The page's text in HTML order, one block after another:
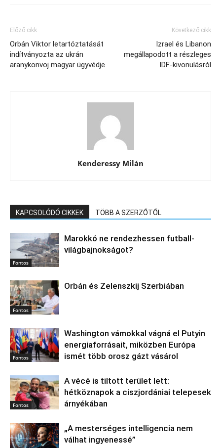
Előző cikk
Orbán Viktor letartóztatását
indítványozta az ukrán
aranykonvoj magyar ügyvédje
Következő cikk
Izrael és Libanon
megállapodott a részleges
IDF-kivonulásról
Kenderessy Milán
KAPCSOLÓDÓ CIKKEK TÖBB A SZERZŐTŐL
Fontos
Marokkó ne rendezhessen futball-
világbajnokságot?
Fontos
Orbán és Zelenszkij Szerbiában
Fontos
Washington vámokkal vágná el Putyin
energiaforrásait, miközben Európa
ismét több orosz gázt vásárol
Fontos
A vécé is tiltott terület lett:
hétköznapok a ciszjordániai telepesek
árnyékában
„A mesterséges intelligencia nem
válhat ingyenessé”